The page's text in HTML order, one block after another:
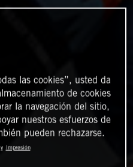
las cookies”, usted da
de cookies
la navegación del sitio,
nuestros esfuerzos de
pueden rechazarse.
Impresión